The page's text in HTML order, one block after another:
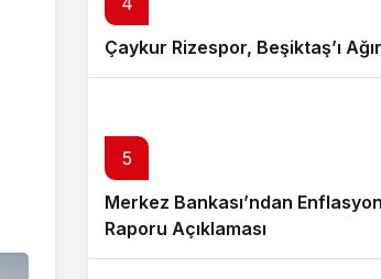
Çaykur Rizespor, Beşiktaş’ı
5
Merkez Bankası’ndan Enflasyon
Raporu Açıklaması